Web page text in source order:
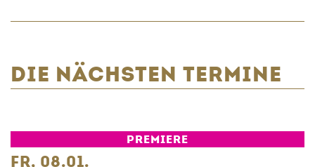
DIE NÄCHSTEN TERMINE
PREMIERE
FR, 08.01.